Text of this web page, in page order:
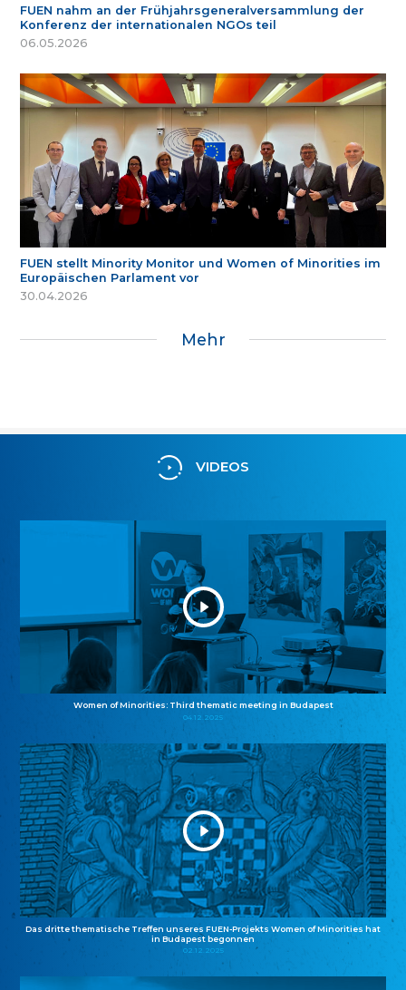
FUEN nahm an der Frühjahrsgeneralversammlung der
Konferenz der internationalen NGOs teil
06.05.2026
FUEN stellt Minority Monitor und Women of Minorities im
Europäischen Parlament vor
30.04.2026
Mehr
VIDEOS
Women of Minorities: Third thematic meeting in Budapest
04.12.2025
Das dritte thematische Treffen unseres FUEN-Projekts Women of Minorities hat
in Budapest begonnen
02.12.2025